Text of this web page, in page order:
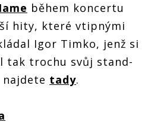
během koncertu
hity, které vtipnými
Igor Timko, jenž si
tak trochu svůj stand-
tady.